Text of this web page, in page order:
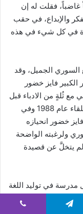
فقلت له إن
والإبداع، في حقب
في كل شيء في هذه
السوري الجميل، وقد
الكبير فايز خضور
ثُلةٍ من الادباء قبل
أكثر من ثلاثين عاماً مضت، وكما أعتقد كان اللقاء عام 1988 وفي
خضور انحيازه
ولرغبته الواضحة
يتخلَّ عن قصيدة
في توليد اللغة